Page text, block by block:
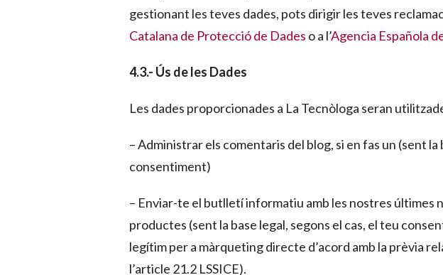
gestionant les teves dades, pots dirigir les teves
Catalana de Protecció de Dades o a l’Agencia Española
4.3.- Ús de les Dades
Les dades proporcionades a La Tecnòloga seran
– Administrar els comentaris del blog, si en fas un (sent la
consentiment)
– Enviar-te el butlletí informatiu amb les nostres últimes
productes (sent la base legal, segons el cas, el teu
legítim per a màrqueting directe d’acord amb la prèvia
l’article 21.2 LSSICE).